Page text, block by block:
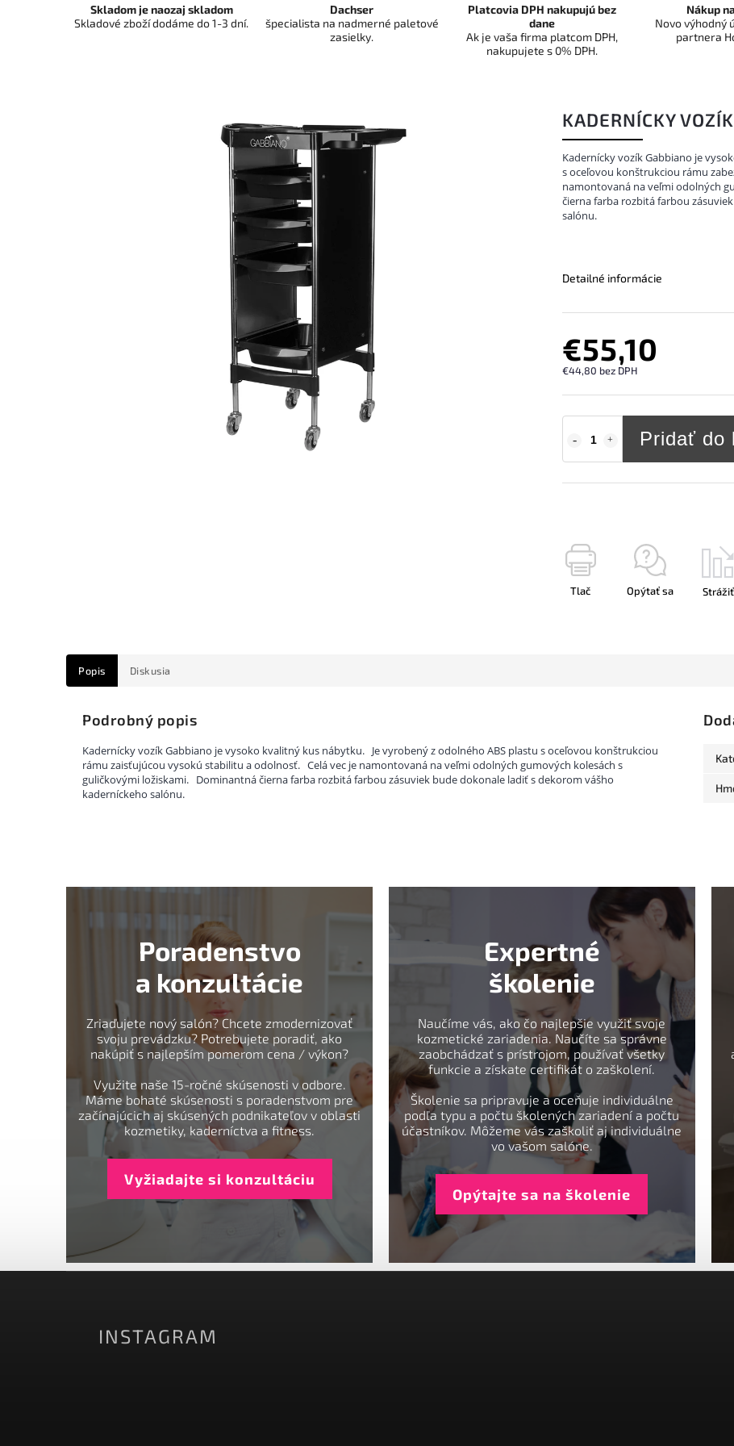
KADERNÍCKY
€55,10
€44,80 bez DPH
Pridať do
Kadernícky vozík Gabbiano je
s oceľovou konštrukciou rámu
namontovaná na veľmi odolných
čierna farba rozbitá farbou
salónu.
Detailné informácie
Tlač Opýtať sa Strážiť
Skladom je naozaj skladom
Skladové zboží dodáme do 1-3 dní.
Dachser
špecialista na nadmerné paletové
zasielky.
Platcovia DPH nakupujú bez
dane
Ak je vaša firma platcom DPH,
nakupujete s 0% DPH.
Nákup
Novo výhodný
partnera
Popis Diskusia
Podrobný popis
Kadernícky vozík Gabbiano je vysoko kvalitný kus nábytku. Je vyrobený z odolného ABS plastu s oceľovou konštrukciou
rámu zaisťujúcou vysokú stabilitu a odolnosť. Celá vec je namontovaná na veľmi odolných gumových kolesách s
guličkovými ložiskami. Dominantná čierna farba rozbitá farbou zásuviek bude dokonale ladiť s dekorom vášho
kaderníckeho salónu.
Poradenstvo
a konzultácie
Zriaďujete nový salón? Chcete zmodernizovať
svoju prevádzku? Potrebujete poradiť, ako
nakúpiť s najlepším pomerom cena / výkon?
Využite naše 15-ročné skúsenosti v odbore.
Máme bohaté skúsenosti s poradenstvom pre
začínajúcich aj skúsených podnikateľov v oblasti
kozmetiky, kaderníctva a fitness.
Vyžiadajte si konzultáciu
Expertné
školenie
Naučíme vás, ako čo najlepšie využiť svoje
kozmetické zariadenia. Naučíte sa správne
zaobchádzať s prístrojom, používať všetky
funkcie a získate certifikát o zaškolení.
Školenie sa pripravuje a oceňuje individuálne
podľa typu a počtu školených zariadení a počtu
účastníkov. Môžeme vás zaškoliť aj individuálne
vo vašom salóne.
Opýtajte sa na školenie
INSTAGRAM